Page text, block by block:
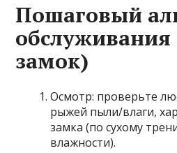
Пошаговый
обслуживания
замок)
Осмотр: проверьте
рыжей пыли/влаги,
замка (по сухому
влажности).